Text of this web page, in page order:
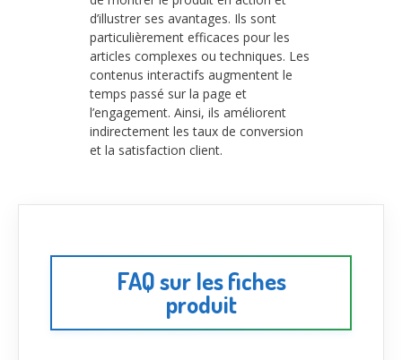
d’illustrer ses avantages. Ils sont
particulièrement efficaces pour les
articles complexes ou techniques. Les
contenus interactifs augmentent le
temps passé sur la page et
l’engagement. Ainsi, ils améliorent
indirectement les taux de conversion
et la satisfaction client.
FAQ sur les fiches
produit